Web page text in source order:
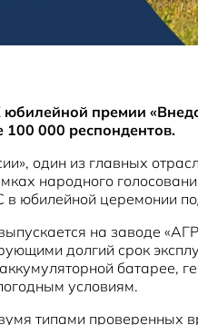
юбилейной премии
100 000 респондентов.
один из главных
народного
в юбилейной церемонии
на заводе
долгий срок
батарее,
условиям.
типами проверенных